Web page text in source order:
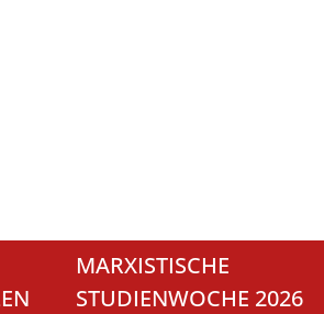
MARXISTISCHE
STUDIENWOCHE 2026